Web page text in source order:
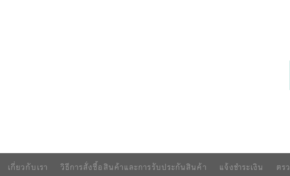
เกี่ยวกับเรา วิธีการสั่งซื้อสินค้าและการรับประกันสินค้า แจ้งชำระเงิน ตร